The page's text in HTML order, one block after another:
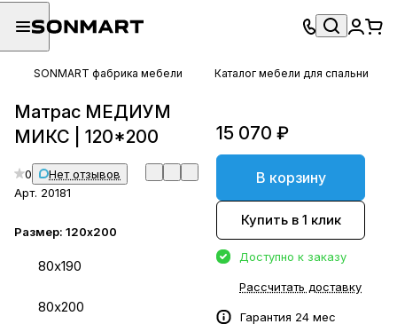
SONMART фабрика мебели Каталог мебели для спальни
Матрас МЕДИУМ
МИКС | 120*200
0
Нет отзывов
Арт. 20181
Размер: 120х200
80х190
80х200
15 070 ₽
В корзину
Купить в 1 клик
Доступно к заказу
Рассчитать доставку
Гарантия 24 мес